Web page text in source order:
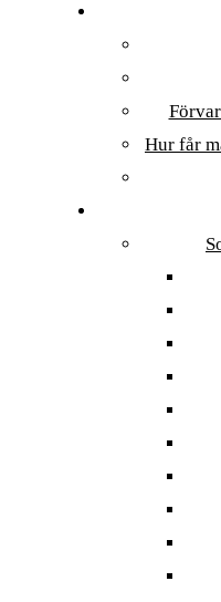
Hur får